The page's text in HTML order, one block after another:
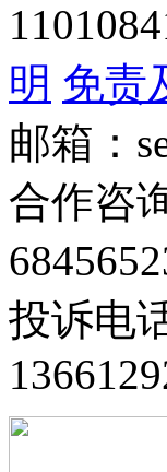
明 免责
邮箱：
合作咨
投诉电